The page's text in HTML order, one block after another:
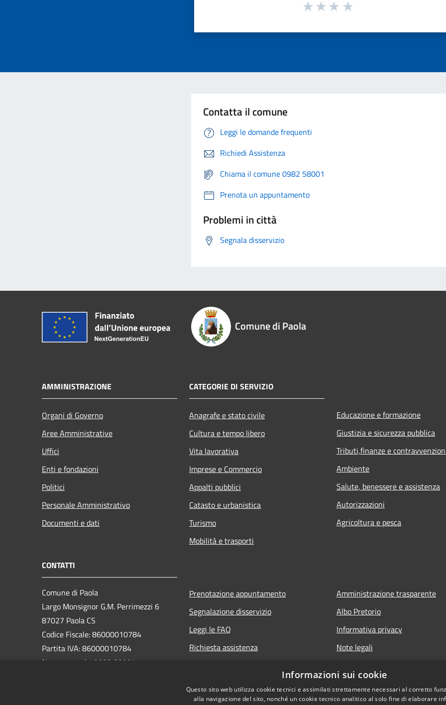
Contatta il comune
Leggi le domande frequenti
Richiedi Assistenza
Chiama il comune 0982 58001
Prenota un appuntamento
Problemi in città
Segnala disservizio
Comune di Paola
AMMINISTRAZIONE
Organi di Governo
Aree Amministrative
Uffici
Enti e fondazioni
Politici
Personale Amministrativo
Documenti e dati
CATEGORIE DI SERVIZIO
Anagrafe e stato civile
Cultura e tempo libero
Vita lavorativa
Imprese e Commercio
Appalti pubblici
Catasto e urbanistica
Turismo
Mobilità e trasporti
Educazione e formazione
Giustizia e sicurezza pubblica
Tributi,finanze e
Ambiente
Salute, benessere e assistenza
Autorizzazioni
Agricoltura e pesca
CONTATTI
Comune di Paola
Largo Monsignor G.M. Perrimezzi 6
87027 Paola CS
Codice Fiscale: 86000010784
Partita IVA: 86000010784
Numero verde: 0982 58001
Prenotazione appuntamento
Segnalazione disservizio
Leggi le FAQ
Richiesta assistenza
Amministrazione trasparente
Albo Pretorio
Informativa privacy
Note legali
Informazioni sui cookie
Questo sito web utilizza cookie tecnici e assimilati strettamente necessari al corretto
alla navigazione del sito, nonché un cookie tecnico analitico al solo fine di elaborare